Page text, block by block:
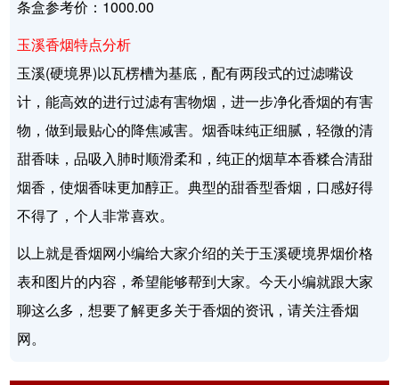
条盒参考价：1000.00
玉溪香烟特点分析
玉溪(硬境界)以瓦楞槽为基底，配有两段式的过滤嘴设
计，能高效的进行过滤有害物烟，进一步净化香烟的有害
物，做到最贴心的降焦减害。烟香味纯正细腻，轻微的清
甜香味，品吸入肺时顺滑柔和，纯正的烟草本香糅合清甜
烟香，使烟香味更加醇正。典型的甜香型香烟，口感好得
不得了，个人非常喜欢。
以上就是香烟网小编给大家介绍的关于玉溪硬境界烟价格
表和图片的内容，希望能够帮到大家。今天小编就跟大家
聊这么多，想要了解更多关于香烟的资讯，请关注香烟
网。